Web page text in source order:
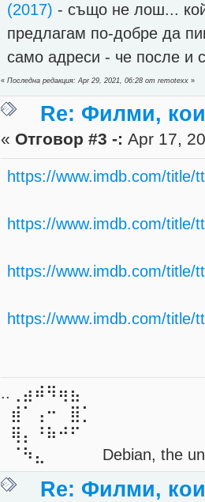
(2017) - също не лош...
предлагам по-добре да
само адреси - че после и
«Последна редакция: Apr 29, 2021, 06:28 от remotexx »
Re: Филми,
« Отговор #3 -: Apr 17,
https://www.imdb.com/title/
https://www.imdb.com/title/
https://www.imdb.com/title/
https://www.imdb.com/title/
..⢀⣴⠾⠻⢶⣦⠀
⣾⠁⢠⠒⠀⣿⡁
⢿⡄⠘⠷⠚⠋
⠈⠳⣄⠀⠀⠀⠀ Debian, the
Re: Филми,